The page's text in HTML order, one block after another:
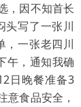
，因不知首长
头写了一张川
，一张老四川
午，通知我确
日晚餐准备3
意食品安全，